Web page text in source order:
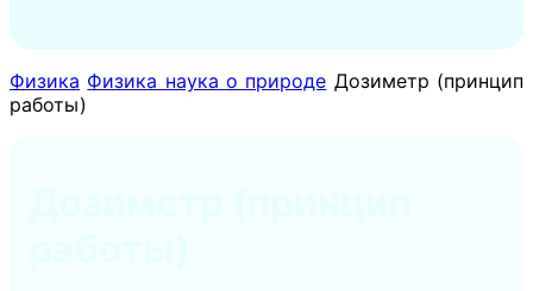
Физика Физика наука о природе Дозиметр (принцип
работы)